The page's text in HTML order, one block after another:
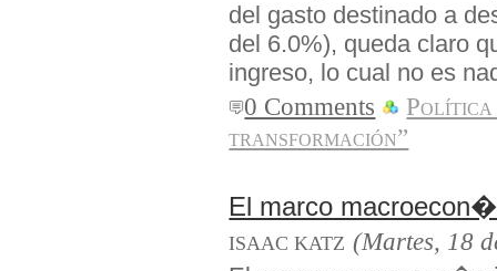
del gasto destinado a
del 6.0%), queda claro
ingreso, lo cual no es
0 Comments
transformación”
El marco
ISAAC KATZ (Martes, 18